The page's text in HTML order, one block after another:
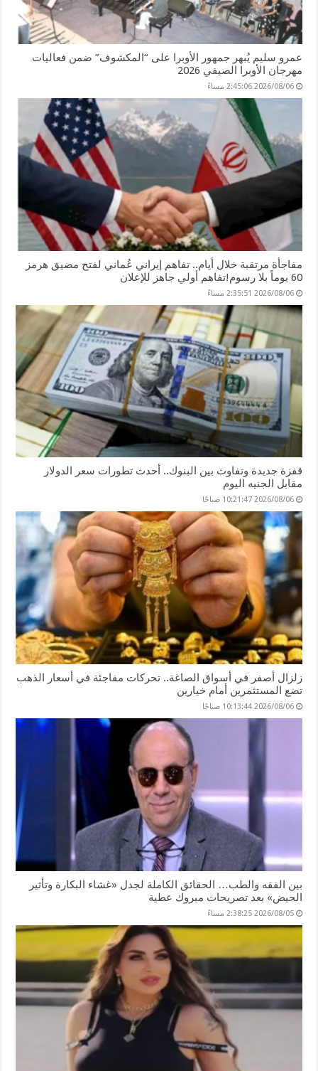
عمرو سليم يُبهر جمهور الأوبرا على “المكشوف” ضمن فعاليات
مهرجان الأوبرا الصيفي 2026
2026/08/06 2:45:06 مساءً
مفاجأة مرتقبة خلال أيام.. تفاهم إيراني عُماني لفتح مضيق هرمز
60 يوماً بلا رسوم!تفاهم أولي جاهز للإعلان
2026/08/06 2:35:51 مساءً
قفزة جديدة وتفاوت بين البنوك.. أحدث تطورات سعر الدولار
مقابل الجنيه اليوم
2026/08/06 10:21:47 صباحًا
زلزال أصفر في أسواق الصاغة.. تحركات مفاجئة في أسعار الذهب
تضع المستثمرين أمام خيارين
2026/08/06 10:13:44 صباحًا
بين الفقه والطب… الحقائق الكاملة لجدل «غشاء البكارة وتأثير
الحيض» بعد تصريحات مبروك عطية
2026/08/05 2:38:25 مساءً